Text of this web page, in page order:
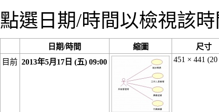
點選日期/時間以檢視該
日期/時間 縮圖
尺寸
目前 2013年5月17日 (五) 09:00 451 × 441